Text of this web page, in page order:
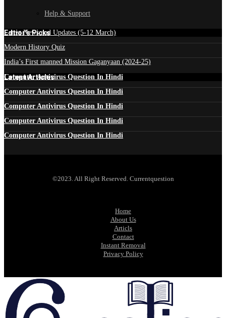
Help & Support
Edtior's Picks
Latest News and Updates (5-12 March)
Modern History Quiz
India’s First manned Mission Gaganyaan (2024-25)
Latest Articles
Computer Antivirus Question In Hindi
Computer Antivirus Question In Hindi
Computer Antivirus Question In Hindi
Computer Antivirus Question In Hindi
Computer Antivirus Question In Hindi
©2023. All Right Reserved. Currentquestion
Home
About Us
Articls
Contact
Instant Removal
Privacy Policy